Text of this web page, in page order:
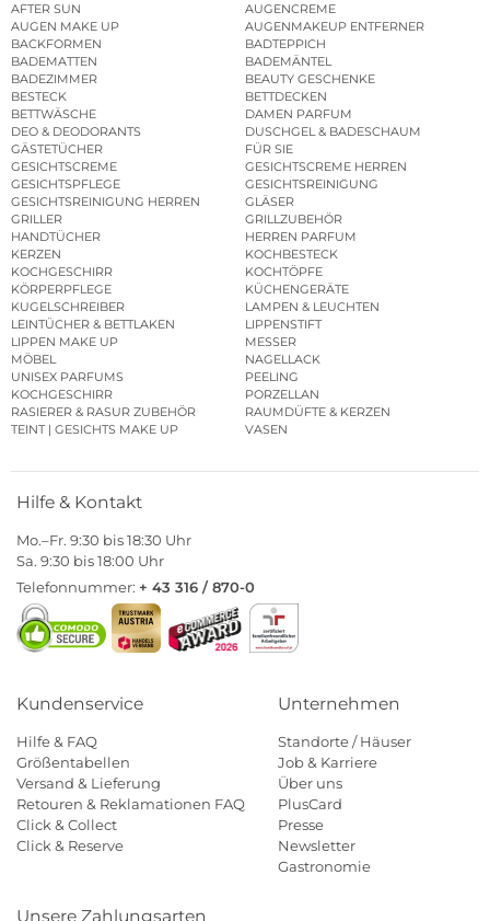
AFTER SUN
AUGENCREME
AUGEN MAKE UP
AUGENMAKEUP ENTFERNER
BACKFORMEN
BADTEPPICH
BADEMATTEN
BADEMÄNTEL
BADEZIMMER
BEAUTY GESCHENKE
BESTECK
BETTDECKEN
BETTWÄSCHE
DAMEN PARFUM
DEO & DEODORANTS
DUSCHGEL & BADESCHAUM
GÄSTETÜCHER
FÜR SIE
GESICHTSCREME
GESICHTSCREME HERREN
GESICHTSPFLEGE
GESICHTSREINIGUNG
GESICHTSREINIGUNG HERREN
GLÄSER
GRILLER
GRILLZUBEHÖR
HANDTÜCHER
HERREN PARFUM
KERZEN
KOCHBESTECK
KOCHGESCHIRR
KOCHTÖPFE
KÖRPERPFLEGE
KÜCHENGERÄTE
KUGELSCHREIBER
LAMPEN & LEUCHTEN
LEINTÜCHER & BETTLAKEN
LIPPENSTIFT
LIPPEN MAKE UP
MESSER
MÖBEL
NAGELLACK
UNISEX PARFUMS
PEELING
KOCHGESCHIRR
PORZELLAN
RASIERER & RASUR ZUBEHÖR
RAUMDÜFTE & KERZEN
TEINT | GESICHTS MAKE UP
VASEN
Hilfe & Kontakt
Mo.–Fr. 9:30 bis 18:30 Uhr
Sa. 9:30 bis 18:00 Uhr
Telefonnummer: + 43 316 / 870-0
Kundenservice
Hilfe & FAQ
Größentabellen
Versand & Lieferung
Retouren & Reklamationen FAQ
Click & Collect
Click & Reserve
Unternehmen
Standorte / Häuser
Job & Karriere
Über uns
PlusCard
Presse
Newsletter
Gastronomie
Unsere Zahlungsarten